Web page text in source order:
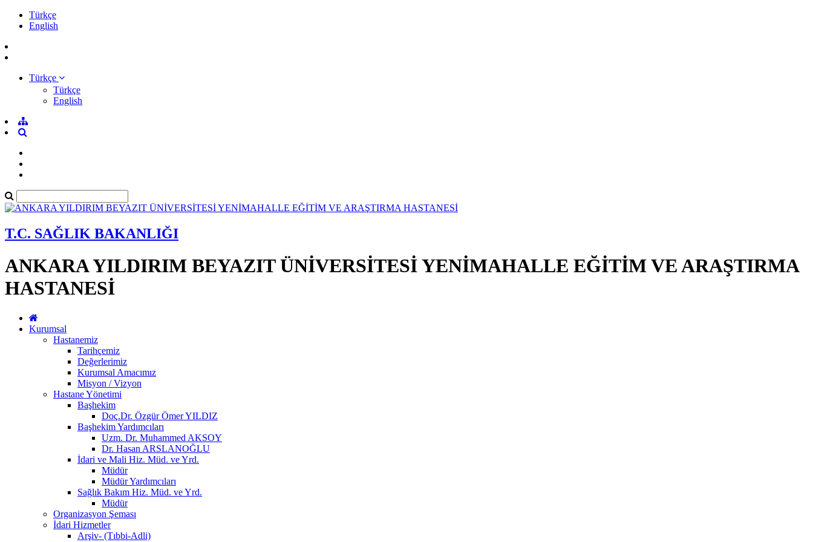
Türkçe
English
Türkçe
Türkçe
English
T.C. SAĞLIK BAKANLIĞI
ANKARA YILDIRIM BEYAZIT ÜNİVERSİTESİ YENİMAHALLE EĞİTİM VE ARAŞTIRMA
HASTANESİ
Kurumsal
Hastanemiz
Tarihçemiz
Değerlerimiz
Kurumsal Amacımız
Misyon / Vizyon
Hastane Yönetimi
Başhekim
Doç.Dr. Özgür Ömer YILDIZ
Başhekim Yardımcıları
Uzm. Dr. Muhammed AKSOY
Dr. Hasan ARSLANOĞLU
İdari ve Mali Hiz. Müd. ve Yrd.
Müdür
Müdür Yardımcıları
Sağlık Bakım Hiz. Müd. ve Yrd.
Müdür
Organizasyon Şeması
İdari Hizmetler
Arşiv- (Tıbbi-Adli)